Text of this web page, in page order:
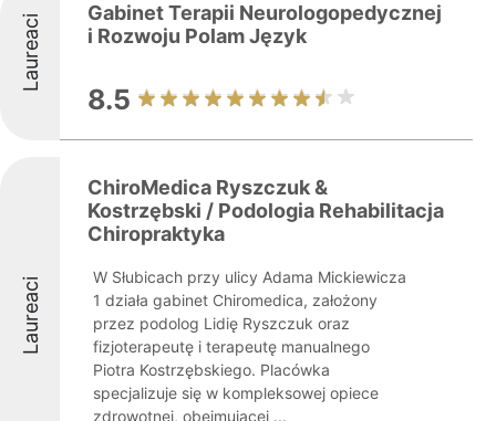
Laureaci
Gabinet Terapii Neurologopedycznej
i Rozwoju Polam Język
8.5
Laureaci
ChiroMedica Ryszczuk &
Kostrzębski / Podologia Rehabilitacja
Chiropraktyka
W Słubicach przy ulicy Adama Mickiewicza
1 działa gabinet Chiromedica, założony
przez podolog Lidię Ryszczuk oraz
fizjoterapeutę i terapeutę manualnego
Piotra Kostrzębskiego. Placówka
specjalizuje się w kompleksowej opiece
zdrowotnej, obejmującej ...